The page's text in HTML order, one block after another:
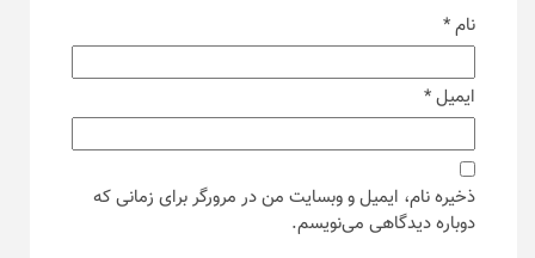
نام*
ایمیل*
ذخیره نام، ایمیل و وبسایت من در مرورگر برای زمانی که
دوباره دیدگاهی می‌نویسم.